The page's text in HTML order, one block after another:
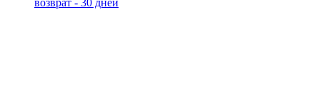
возврат - 30 дней